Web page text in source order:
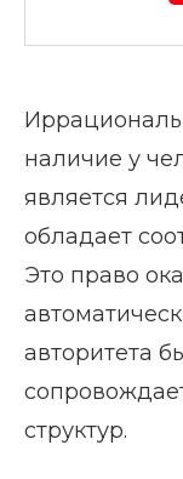
наличие у
является
обладает
Это право
авторитета
структур.